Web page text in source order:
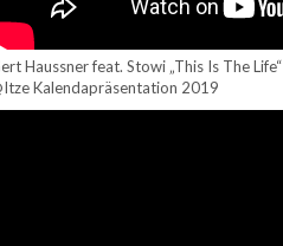
Haussner feat. Stowi „This Is The Life“
Kalendapräsentation 2019